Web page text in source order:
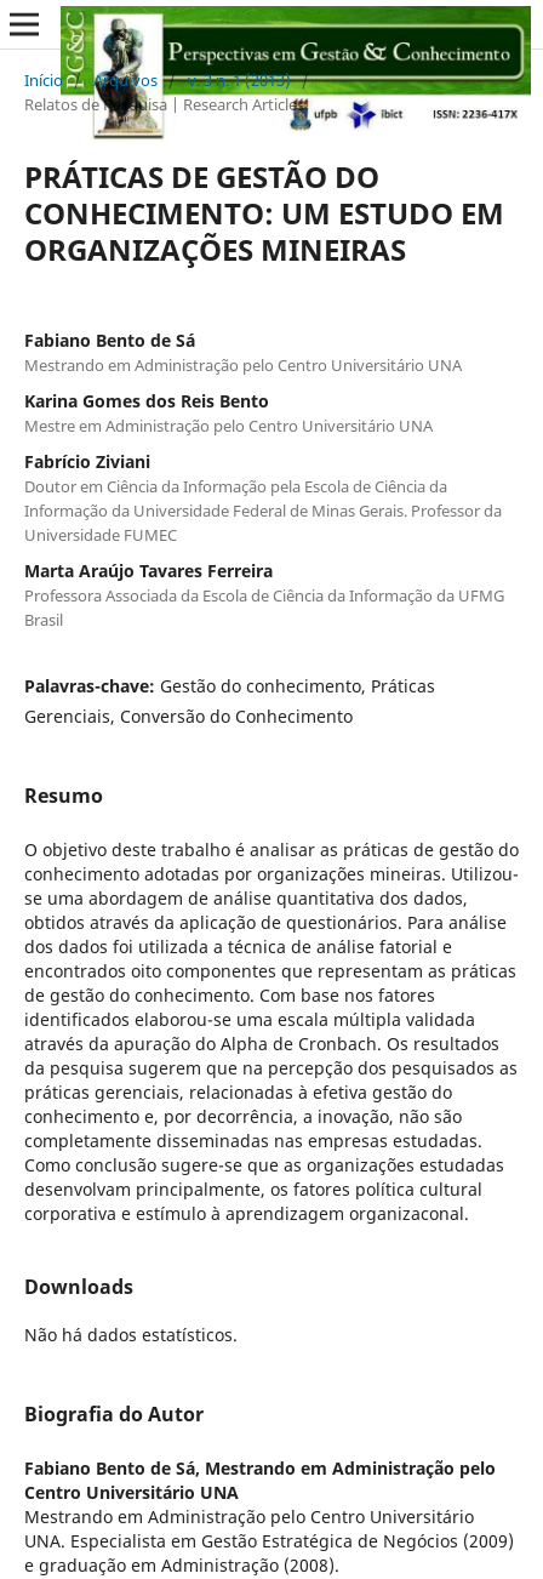
Início / Arquivos / v. 3 n. 1 (2013) /
Relatos de Pesquisa | Research Articles
PRÁTICAS DE GESTÃO DO
CONHECIMENTO: UM ESTUDO EM
ORGANIZAÇÕES MINEIRAS
Fabiano Bento de Sá
Mestrando em Administração pelo Centro Universitário UNA
Karina Gomes dos Reis Bento
Mestre em Administração pelo Centro Universitário UNA
Fabrício Ziviani
Doutor em Ciência da Informação pela Escola de Ciência da
Informação da Universidade Federal de Minas Gerais. Professor da
Universidade FUMEC
Marta Araújo Tavares Ferreira
Professora Associada da Escola de Ciência da Informação da UFMG
Brasil
Palavras-chave: Gestão do conhecimento, Práticas
Gerenciais, Conversão do Conhecimento
Resumo
O objetivo deste trabalho é analisar as práticas de gestão do
conhecimento adotadas por organizações mineiras. Utilizou-
se uma abordagem de análise quantitativa dos dados,
obtidos através da aplicação de questionários. Para análise
dos dados foi utilizada a técnica de análise fatorial e
encontrados oito componentes que representam as práticas
de gestão do conhecimento. Com base nos fatores
identificados elaborou-se uma escala múltipla validada
através da apuração do Alpha de Cronbach. Os resultados
da pesquisa sugerem que na percepção dos pesquisados as
práticas gerenciais, relacionadas à efetiva gestão do
conhecimento e, por decorrência, a inovação, não são
completamente disseminadas nas empresas estudadas.
Como conclusão sugere-se que as organizações estudadas
desenvolvam principalmente, os fatores política cultural
corporativa e estímulo à aprendizagem organizaconal.
Downloads
Não há dados estatísticos.
Biografia do Autor
Fabiano Bento de Sá, Mestrando em Administração pelo
Centro Universitário UNA
Mestrando em Administração pelo Centro Universitário
UNA. Especialista em Gestão Estratégica de Negócios (2009)
e graduação em Administração (2008).